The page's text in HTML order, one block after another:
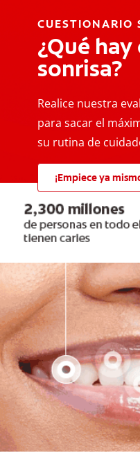
CUESTIONARIO
¿Qué
sonrisa?
Realice nuestra
para sacar el
su rutina de
¡Empiece ya